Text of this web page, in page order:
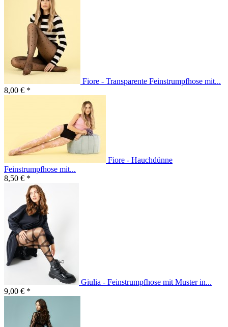
Fiore - Transparente Feinstrumpfhose mit...
8,00 € *
Fiore - Hauchdünne
Feinstrumpfhose mit...
8,50 € *
Giulia - Feinstrumpfhose mit Muster in...
9,00 € *